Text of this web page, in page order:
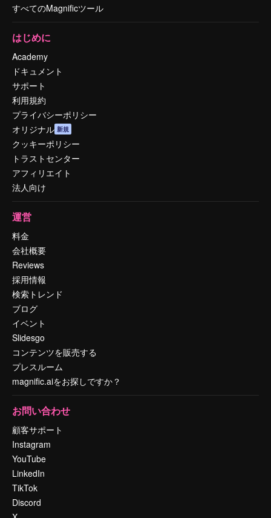
すべてのMagnificツール
はじめに
Academy
ドキュメント
サポート
利用規約
プライバシーポリシー
オリジナル 新規
クッキーポリシー
トラストセンター
アフィリエイト
法人向け
運営
料金
会社概要
Reviews
採用情報
検索トレンド
ブログ
イベント
Slidesgo
コンテンツを販売する
プレスルーム
magnific.aiをお探しですか？
お問い合わせ
顧客サポート
Instagram
YouTube
LinkedIn
TikTok
Discord